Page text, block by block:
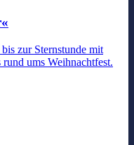
zur Sternstunde mit
ums Weihnachtfest.